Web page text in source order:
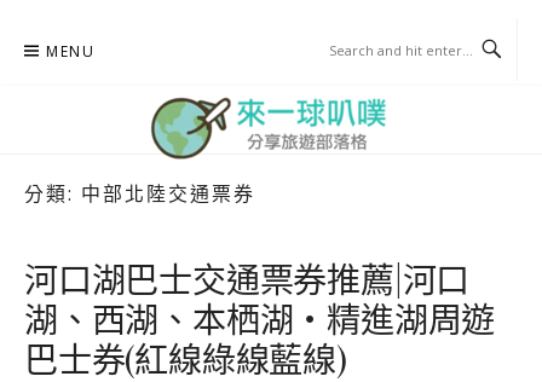
MENU
分類: 中部北陸交通票券
河口湖巴士交通票券推薦|河口
湖、西湖、本栖湖・精進湖周遊
巴士券(紅線綠線藍線)